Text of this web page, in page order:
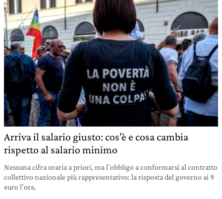
Arriva il salario giusto: cos’è e cosa cambia
rispetto al salario minimo
Nessuna cifra oraria a priori, ma l’obbligo a conformarsi al contratto
collettivo nazionale più rappresentativo: la risposta del governo ai 9
euro l’ora.